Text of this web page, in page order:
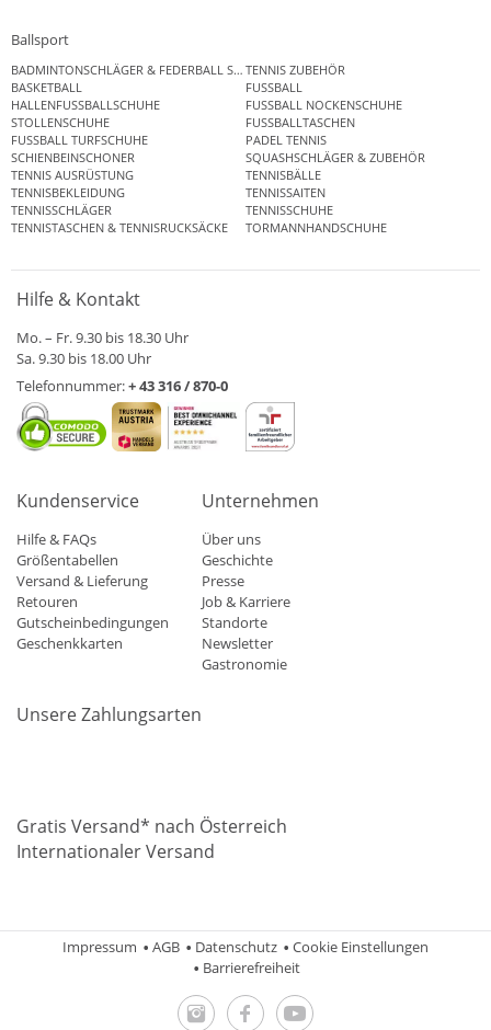
Ballsport
BADMINTONSCHLÄGER & FEDERBALL SETSTENNIS ZUBEHÖR
BASKETBALL
FUSSBALL
HALLENFUSSBALLSCHUHE
FUSSBALL NOCKENSCHUHE
STOLLENSCHUHE
FUSSBALLTASCHEN
FUSSBALL TURFSCHUHE
PADEL TENNIS
SCHIENBEINSCHONER
SQUASHSCHLÄGER & ZUBEHÖR
TENNIS AUSRÜSTUNG
TENNISBÄLLE
TENNISBEKLEIDUNG
TENNISSAITEN
TENNISSCHLÄGER
TENNISSCHUHE
TENNISTASCHEN & TENNISRUCKSÄCKE
TORMANNHANDSCHUHE
Hilfe & Kontakt
Mo. – Fr. 9.30 bis 18.30 Uhr
Sa. 9.30 bis 18.00 Uhr
Telefonnummer:+ 43 316 / 870-0
Kundenservice
Hilfe & FAQs
Größentabellen
Versand & Lieferung
Retouren
Gutscheinbedingungen
Geschenkkarten
Unternehmen
Über uns
Geschichte
Presse
Job & Karriere
Standorte
Newsletter
Gastronomie
Unsere Zahlungsarten
Gratis Versand* nach Österreich
Internationaler Versand
Impressum AGB Datenschutz
Cookie Einstellungen
Barrierefreiheit